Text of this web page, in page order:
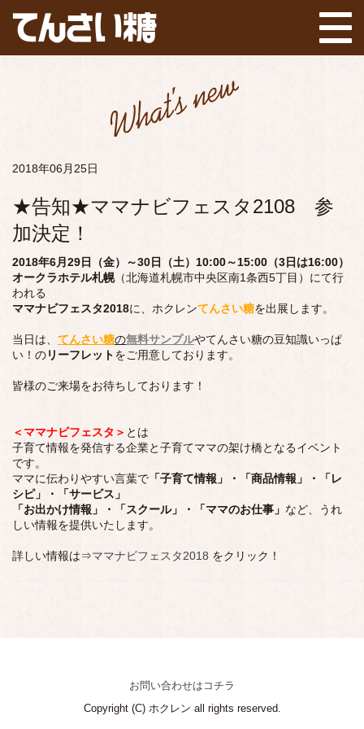
2018年06月25日
★告知★ママナビフェスタ2108 参
加決定！
2018年6月29日（金）～30日（土）10:00～15:00（3日は16:00）
オークラホテル札幌（北海道札幌市中央区南1条西5丁目）にて行
われる
ママナビフェスタ2018に、ホクレンてんさい糖を出展します。
当日は、 てんさい糖の無料サンプルやてんさい糖の豆知識いっぱ
い！のリーフレットをご用意しております。
皆様のご来場をお待ちしております！
＜ママナビフェスタ＞ とは
子育て情報を発信する企業と子育てママの架け橋となるイベント
です。
ママに伝わりやすい言葉で 「子育て情報」・「商品情報」・「レ
シピ」・「サービス」
「お出かけ情報」・「スクール」・「ママのお仕事」 など、うれ
しい情報を提供いたします。
詳しい情報は⇒ママナビフェスタ2018 をクリック！
お問い合わせはコチラ
Copyright (C) ホクレン all rights reserved.